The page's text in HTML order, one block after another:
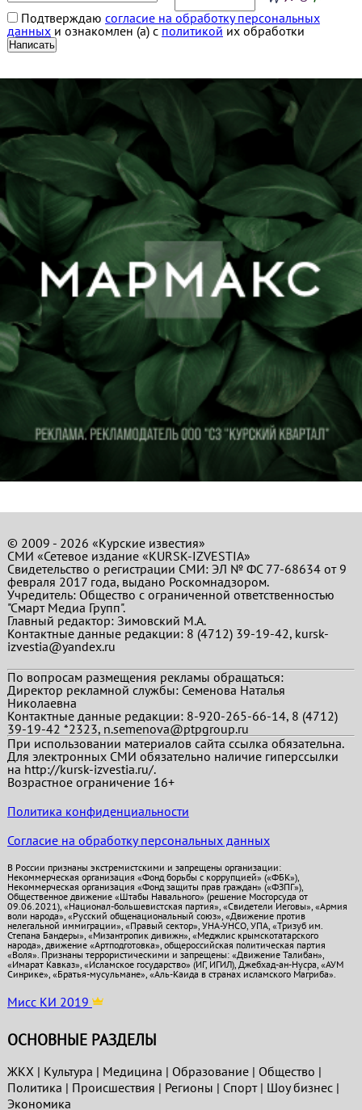
Подтверждаю согласие на обработку персональных
данныхи ознакомлен (а) с политикой их обработки
© 2009 - 2026 «Курские известия»
СМИ «Сетевое издание «KURSK-IZVESTIA»
Свидетельство о регистрации СМИ: ЭЛ № ФС 77-68634 от 9
февраля 2017 года, выдано Роскомнадзором.
Учредитель: Общество с ограниченной ответственностью
"Смарт Медиа Групп".
Главный редактор:Зимовский М.А.
Контактные данные редакции: 8 (4712) 39-19-42, kursk-
izvestia@yandex.ru
По вопросам размещения рекламы обращаться:
Директор рекламной службы: Семенова Наталья
Николаевна
Контактные данные редакции: 8-920-265-66-14, 8 (4712)
39-19-42 *2323, n.semenova@ptpgroup.ru
При использовании материалов сайта ссылка обязательна.
Для электронных СМИ обязательно наличие гиперссылки
на http://kursk-izvestia.ru/.
Возрастное ограничение 16+
Политика конфиденциальности
Согласие на обработку персональных данных
В России признаны экстремистскими и запрещены организации:
Некоммерческая организация «Фонд борьбы с коррупцией» («ФБК»),
Некоммерческая организация «Фонд защиты прав граждан» («ФЗПГ»),
Общественное движение «Штабы Навального» (решение Мосгорсуда от
09.06.2021), «Национал-большевистская партия», «Свидетели Иеговы», «Армия
воли народа», «Русский общенациональный союз», «Движение против
нелегальной иммиграции», «Правый сектор», УНА-УНСО, УПА, «Тризуб им.
Степана Бандеры», «Мизантропик дивижн», «Меджлис крымскотатарского
народа», движение «Артподготовка», общероссийская политическая партия
«Воля». Признаны террористическими и запрещены: «Движение Талибан»,
«Имарат Кавказ», «Исламское государство» (ИГ, ИГИЛ), Джебхад-ан-Нусра, «АУМ
Синрике», «Братья-мусульмане», «Аль-Каида в странах исламского Магриба».
Мисс КИ 2019
ОСНОВНЫЕ РАЗДЕЛЫ
ЖКХ| Культура | Медицина | Образование| Общество |
Политика | Проиcшествия | Регионы | Спорт| Шоу бизнес|
Экономика